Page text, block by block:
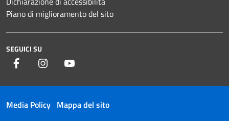
Piano di miglioramento del sito
SEGUICI SU
Facebook Instagram
Media Policy Mappa del sito